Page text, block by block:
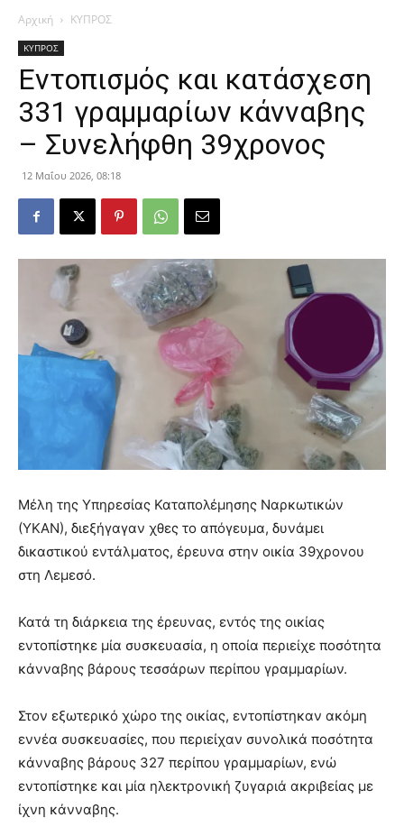
Αρχική ΚΥΠΡΟΣ
ΚΥΠΡΟΣ
Εντοπισμός και κατάσχεση
331 γραμμαρίων κάνναβης
– Συνελήφθη 39χρονος
12 Μαΐου 2026, 08:18
Μέλη της Υπηρεσίας Καταπολέμησης Ναρκωτικών
(ΥΚΑΝ), διεξήγαγαν χθες το απόγευμα, δυνάμει
δικαστικού εντάλματος, έρευνα στην οικία 39χρονου
στη Λεμεσό.
Κατά τη διάρκεια της έρευνας, εντός της οικίας
εντοπίστηκε μία συσκευασία, η οποία περιείχε ποσότητα
κάνναβης βάρους τεσσάρων περίπου γραμμαρίων.
Στον εξωτερικό χώρο της οικίας, εντοπίστηκαν ακόμη
εννέα συσκευασίες, που περιείχαν συνολικά ποσότητα
κάνναβης βάρους 327 περίπου γραμμαρίων, ενώ
εντοπίστηκε και μία ηλεκτρονική ζυγαριά ακριβείας με
ίχνη κάνναβης.